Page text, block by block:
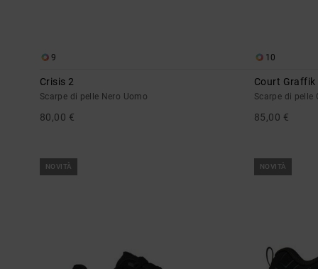
9
Crisis 2
Scarpe di pelle Nero Uomo
80,00 €
10
Court Graffik
Scarpe di pelle
85,00 €
NOVITÀ
NOVITÀ